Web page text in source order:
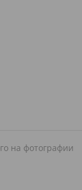
на фотографии